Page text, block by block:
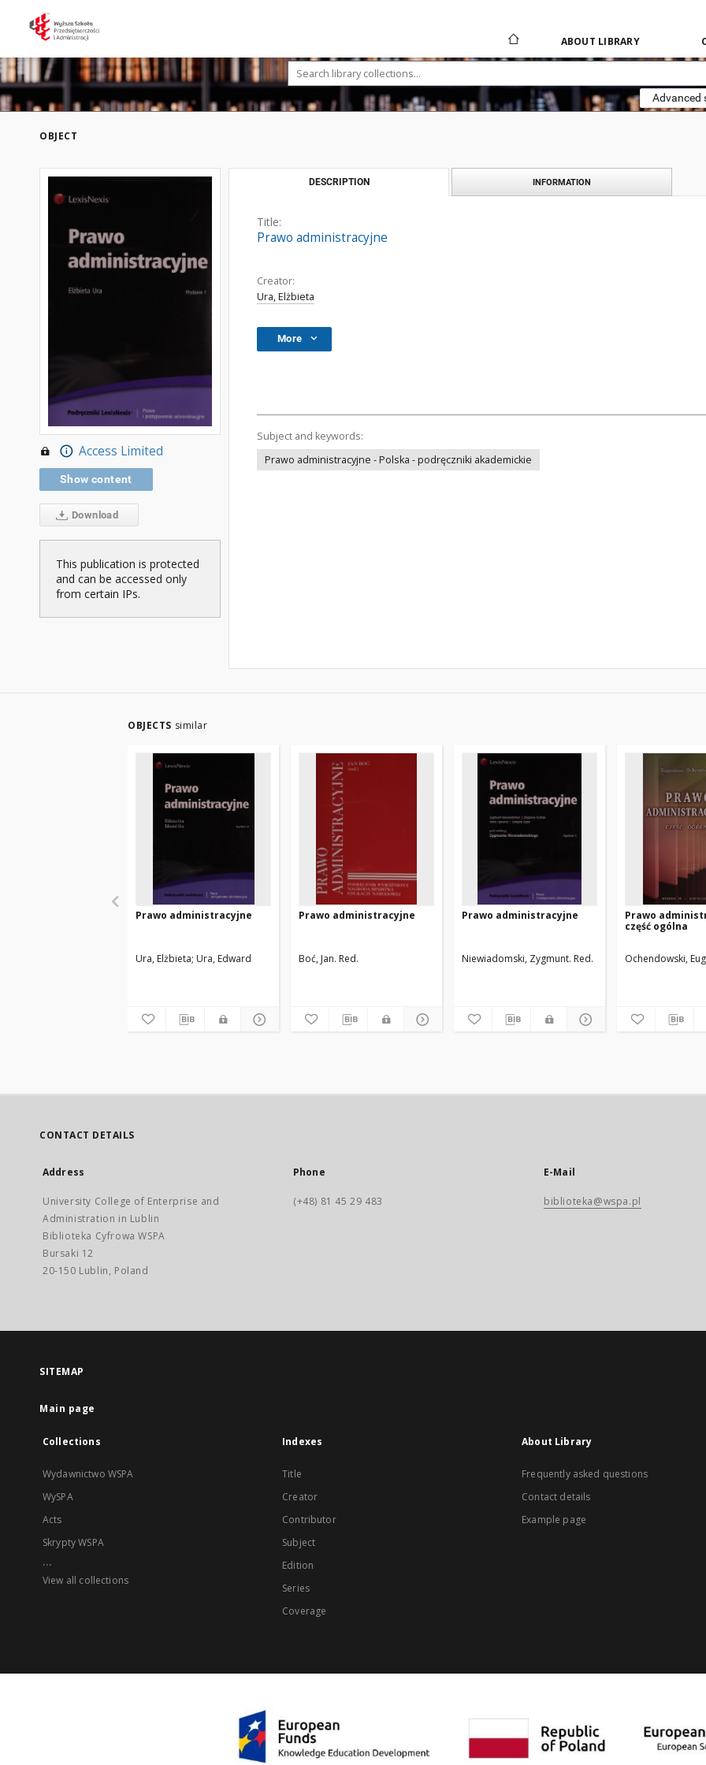
ABOUT LIBRARY
Advanced
OBJECT
Access Limited
Show content
Download
This publication is protected
and can be accessed only
from certain IPs.
DESCRIPTION INFORMATION
Title:
Prawo administracyjne
Creator:
Ura, Elżbieta
More
Subject and keywords:
Prawo administracyjne - Polska - podręczniki akademickie
OBJECTS similar
Prawo administracyjne
Ura, Elżbieta Ura, Edward
Prawo administracyjne
Boć, Jan. Red.
Prawo administracyjne
Niewiadomski, Zygmunt. Red.
Prawo
część ogólna
Ochendowski,
CONTACT DETAILS
Address
University College of Enterprise and
Administration in Lublin
Biblioteka Cyfrowa WSPA
Bursaki 12
20-150 Lublin, Poland
Phone
(+48) 81 45 29 483
E-Mail
biblioteka@wspa.pl
SITEMAP
Main page
Collections
Wydawnictwo WSPA
WySPA
Acts
Skrypty WSPA
...
View all collections
Indexes
Title
Creator
Contributor
Subject
Edition
Series
Coverage
About Library
Frequently asked questions
Contact details
Example page